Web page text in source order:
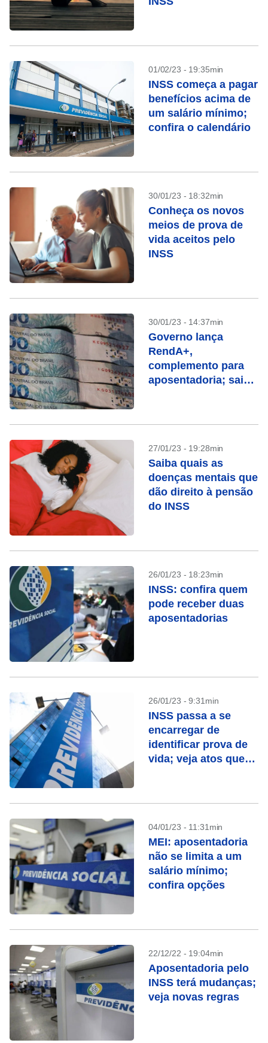
01/02/23 - 19:35min
INSS começa a pagar
benefícios acima de
um salário mínimo;
confira o calendário
30/01/23 - 18:32min
Conheça os novos
meios de prova de
vida aceitos pelo
INSS
30/01/23 - 14:37min
Governo lança
RendA+,
complemento para
aposentadoria; saiba
27/01/23 - 19:28min
Saiba quais as
doenças mentais que
dão direito à pensão
do INSS
26/01/23 - 18:23min
INSS: confira quem
pode receber duas
aposentadorias
26/01/23 - 9:31min
INSS passa a se
encarregar de
identificar prova de
vida; veja atos que
04/01/23 - 11:31min
MEI: aposentadoria
não se limita a um
salário mínimo;
confira opções
22/12/22 - 19:04min
Aposentadoria pelo
INSS terá mudanças;
veja novas regras